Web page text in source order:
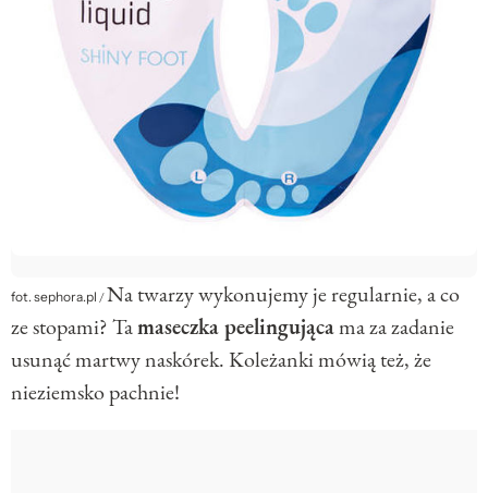
fot. sephora.pl/Na twarzy wykonujemy je regularnie, a co
ze stopami? Tamaseczka peelingującama za zadanie
usunąć martwy naskórek. Koleżanki mówią też, że
nieziemsko pachnie!